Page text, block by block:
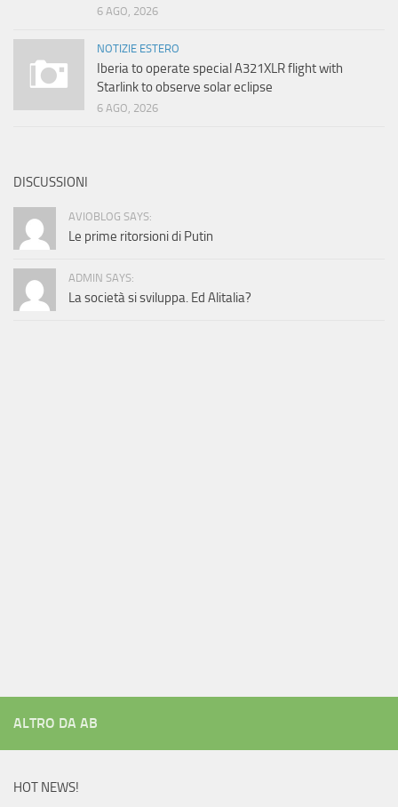
6 AGO, 2026
NOTIZIE ESTERO
Iberia to operate special A321XLR flight with
Starlink to observe solar eclipse
6 AGO, 2026
DISCUSSIONI
AVIOBLOG SAYS:
Le prime ritorsioni di Putin
ADMIN SAYS:
La società si sviluppa. Ed Alitalia?
ALTRO DA AB
HOT NEWS!